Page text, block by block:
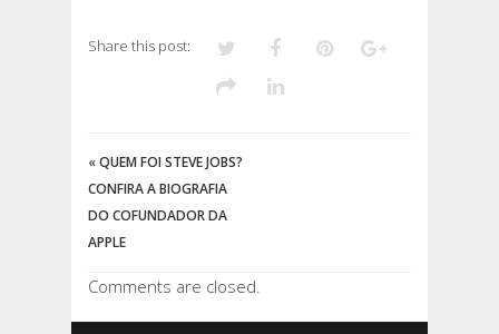
Share this post:
«QUEM FOI STEVE JOBS?
CONFIRA A BIOGRAFIA
DO COFUNDADOR DA
APPLE
Comments are closed.